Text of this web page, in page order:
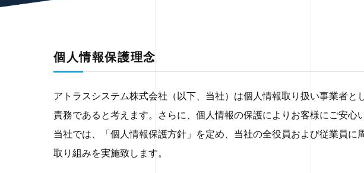
個人情報保護理念
アトラスシステム株式会社（以下、当社）は個人情報取り扱い事業者
責務であると考えます。さらに、個人情報の保護によりお客様にご安
当社では、「個人情報保護方針」を定め、当社の全役員および従業員
取り組みを実施致します。